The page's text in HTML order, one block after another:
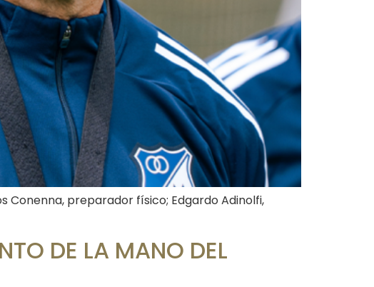
Conenna, preparador físico; Edgardo Adinolfi,
DE LA MANO DEL